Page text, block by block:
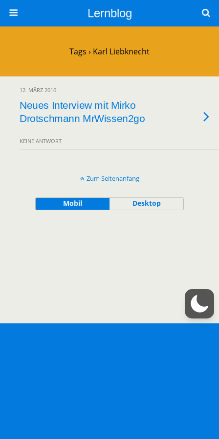
Lernblog
Tags › Karl Liebknecht
12. MÄRZ 2016
Neues Interview mit Mirko
Drotschmann MrWissen2go
KEINE ANTWORT
Zum Seitenanfang
Mobil Desktop